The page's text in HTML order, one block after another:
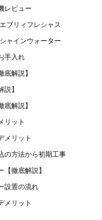
レビュー
ブリィフレシャス
ャインウォーター
手入れ
解説】
】
解説】
リット
メリット
の方法から初期工事
徹底解説】
設置の流れ
メリット